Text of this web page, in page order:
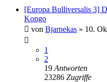
[Europa Bulliversalis 3]
Kongo
von Bjarnekas » 10.
1
2
19 Antworten
23286 Zugriffe